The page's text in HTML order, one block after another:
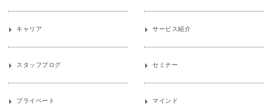
キャリア サービス紹介
スタッフブログ セミナー
プライベート マインド